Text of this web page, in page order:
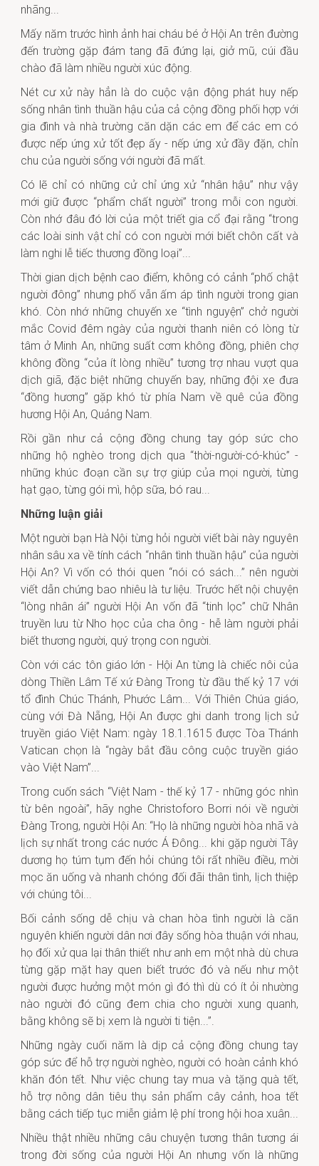
nhãng...
Mấy năm trước hình ảnh hai cháu bé ở Hội An trên đường
đến trường gặp đám tang đã đứng lại, giở mũ, cúi đầu
chào đã làm nhiều người xúc động.
Nét cư xử này hẳn là do cuộc vận động phát huy nếp
sống nhân tình thuần hậu của cả cộng đồng phối hợp với
gia đình và nhà trường căn dặn các em để các em có
được nếp ứng xử tốt đẹp ấy - nếp ứng xử đầy đặn, chỉn
chu của người sống với người đã mất.
Có lẽ chỉ có những cử chỉ ứng xử “nhân hậu” như vậy
mới giữ được “phẩm chất người” trong mỗi con người.
Còn nhớ đâu đó lời của một triết gia cổ đại rằng “trong
các loài sinh vật chỉ có con người mới biết chôn cất và
làm nghi lễ tiếc thương đồng loại”...
Thời gian dịch bệnh cao điểm, không có cảnh “phố chật
người đông” nhưng phố vẫn ấm áp tình người trong gian
khó. Còn nhớ những chuyến xe “tình nguyện” chở người
mắc Covid đêm ngày của người thanh niên có lòng từ
tâm ở Minh An, những suất cơm không đồng, phiên chợ
không đồng “của ít lòng nhiều” tương trợ nhau vượt qua
dịch giã, đặc biệt những chuyến bay, những đội xe đưa
“đồng hương” gặp khó từ phía Nam về quê của đồng
hương Hội An, Quảng Nam.
Rồi gần như cả cộng đồng chung tay góp sức cho
những hộ nghèo trong dịch qua “thời-người-có-khúc” -
những khúc đoạn cần sự trợ giúp của mọi người, từng
hạt gạo, từng gói mì, hộp sữa, bó rau...
Những luận giải
Một người bạn Hà Nội từng hỏi người viết bài này nguyên
nhân sâu xa về tính cách “nhân tình thuần hậu” của người
Hội An? Vì vốn có thói quen “nói có sách...” nên người
viết dẫn chứng bao nhiêu là tư liệu. Trước hết nội chuyện
“lòng nhân ái” người Hội An vốn đã “tinh lọc” chữ Nhân
truyền lưu từ Nho học của cha ông - hễ làm người phải
biết thương người, quý trọng con người.
Còn với các tôn giáo lớn - Hội An từng là chiếc nôi của
dòng Thiền Lâm Tế xứ Đàng Trong từ đầu thế kỷ 17 với
tổ đình Chúc Thánh, Phước Lâm... Với Thiên Chúa giáo,
cùng với Đà Nẵng, Hội An được ghi danh trong lịch sử
truyền giáo Việt Nam: ngày 18.1.1615 được Tòa Thánh
Vatican chọn là “ngày bắt đầu công cuộc truyền giáo
vào Việt Nam”...
Trong cuốn sách “Việt Nam - thế kỷ 17 - những góc nhìn
từ bên ngoài”, hãy nghe Christoforo Borri nói về người
Đàng Trong, người Hội An: “Họ là những người hòa nhã và
lịch sự nhất trong các nước Á Đông... khi gặp người Tây
dương họ túm tụm đến hỏi chúng tôi rất nhiều điều, mời
mọc ăn uống và nhanh chóng đối đãi thân tình, lịch thiệp
với chúng tôi...
Bối cảnh sống dễ chịu và chan hòa tình người là căn
nguyên khiến người dân nơi đây sống hòa thuận với nhau,
họ đối xử qua lại thân thiết như anh em một nhà dù chưa
từng gặp mặt hay quen biết trước đó và nếu như một
người được hưởng một món gì đó thì dù có ít ỏi nhường
nào người đó cũng đem chia cho người xung quanh,
bằng không sẽ bị xem là người ti tiện...”.
Những ngày cuối năm là dịp cả cộng đồng chung tay
góp sức để hỗ trợ người nghèo, người có hoàn cảnh khó
khăn đón tết. Như việc chung tay mua và tặng quà tết,
hỗ trợ nông dân tiêu thụ sản phẩm cây cảnh, hoa tết
bằng cách tiếp tục miễn giảm lệ phí trong hội hoa xuân...
Nhiều thật nhiều những câu chuyện tương thân tương ái
trong đời sống của người Hội An nhưng vốn là những